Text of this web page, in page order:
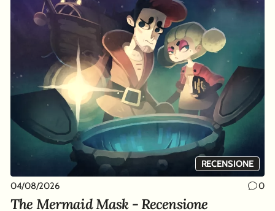
RECENSIONE
04/08/2026 0
The Mermaid Mask - Recensione